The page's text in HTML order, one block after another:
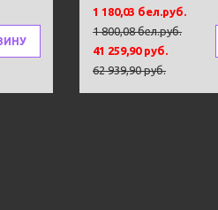
1 180,03 бел.руб.
1 800,08 бел.руб.
41 259,90 руб.
62 939,90 руб.